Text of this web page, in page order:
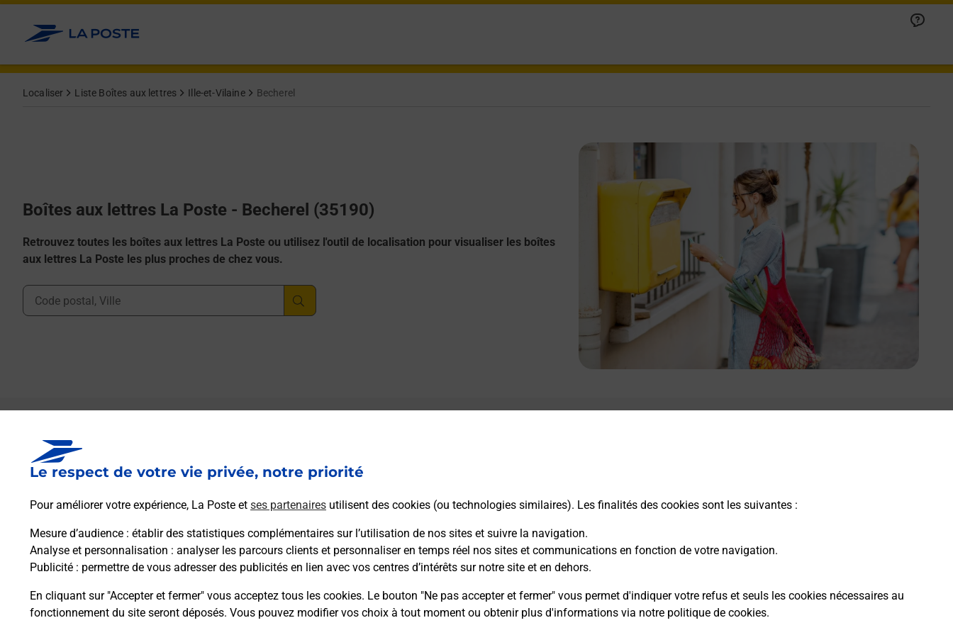
Le respect de votre vie privée, notre priorité
Pour améliorer votre expérience, La Poste et ses partenaires utilisent des cookies (ou technologies similaires). Les finalités des cookies sont les suivantes :
Mesure d’audience : établir des statistiques complémentaires sur l’utilisation de nos sites et suivre la navigation.
Analyse et personnalisation : analyser les parcours clients et personnaliser en temps réel nos sites et communications en fonction de votre navigation.
Publicité : permettre de vous adresser des publicités en lien avec vos centres d’intérêts sur notre site et en dehors.
En cliquant sur "Accepter et fermer" vous acceptez tous les cookies. Le bouton "Ne pas accepter et fermer" vous permet d'indiquer votre refus et seuls les cookies nécessaires au
fonctionnement du site seront déposés. Vous pouvez modifier vos choix à tout moment ou obtenir plus d'informations via notre politique de cookies.
Allez au contenu
Localiser Liste Boîtes aux lettres Ille-et-Vilaine Becherel
Boîtes aux lettres La Poste - Becherel (35190)
Retrouvez toutes les boîtes aux lettres La Poste ou utilisez l'outil de localisation pour visualiser les boîtes
aux lettres La Poste les plus proches de chez vous.
Ville, Département, Code Postal
Boîte aux Lettres La Poste
Collecte du courrier aujourd'hui à 09h00
4 Place Tanguy De Kernier
Itinéraire